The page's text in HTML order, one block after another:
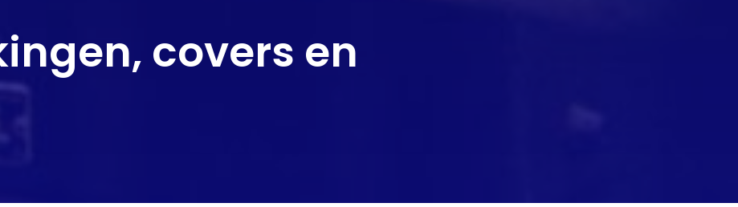
covers en